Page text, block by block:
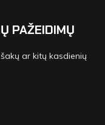
PAŽEIDIMŲ
ar kitų kasdienių